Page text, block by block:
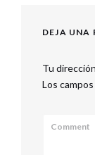
DEJA UNA
Tu
Los